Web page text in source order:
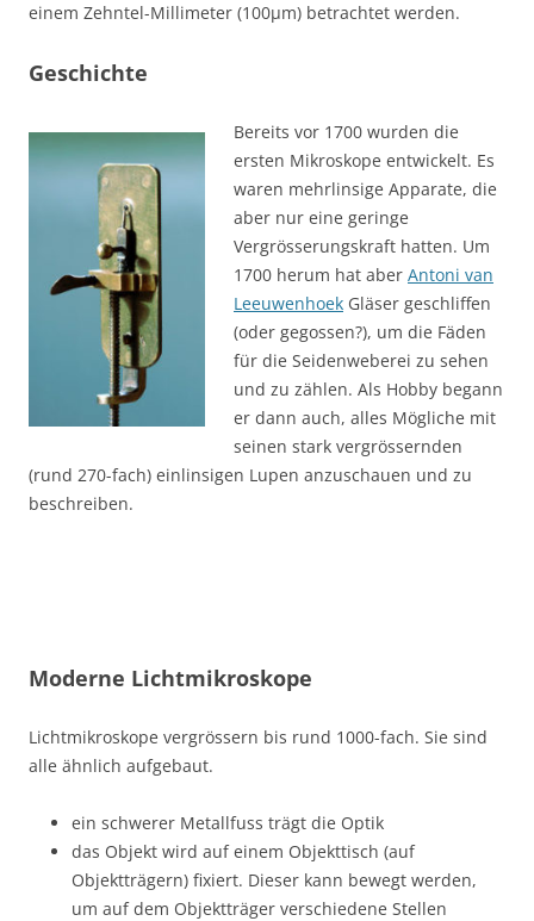
einem Zehntel-Millimeter (100μm) betrachtet werden.
Geschichte
Bereits vor 1700 wurden die
ersten Mikroskope entwickelt. Es
waren mehrlinsige Apparate, die
aber nur eine geringe
Vergrösserungskraft hatten. Um
1700 herum hat aber Antoni van
Leeuwenhoek Gläser geschliffen
(oder gegossen?), um die Fäden
für die Seidenweberei zu sehen
und zu zählen. Als Hobby begann
er dann auch, alles Mögliche mit
seinen stark vergrössernden
(rund 270-fach) einlinsigen Lupen anzuschauen und zu
beschreiben.
Moderne Lichtmikroskope
Lichtmikroskope vergrössern bis rund 1000-fach. Sie sind
alle ähnlich aufgebaut.
ein schwerer Metallfuss trägt die Optik
das Objekt wird auf einem Objekttisch (auf
Objektträgern) fixiert. Dieser kann bewegt werden,
um auf dem Objektträger verschiedene Stellen